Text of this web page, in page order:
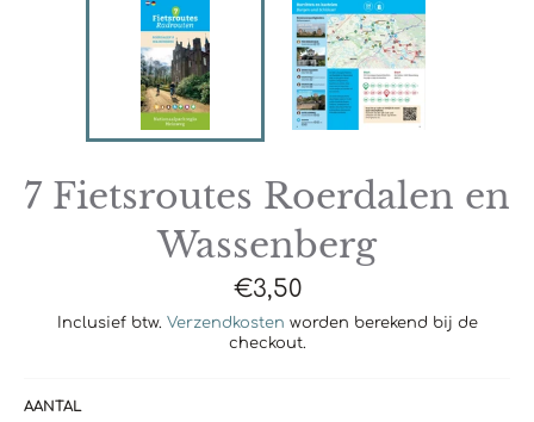
7 Fietsroutes Roerdalen en
Wassenberg
Normale
prijs
€3,50
Inclusief btw. Verzendkosten worden berekend bij de
checkout.
AANTAL